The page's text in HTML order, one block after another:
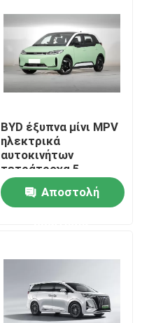
BYD έξυπνα μίνι MPV
ηλεκτρικά
αυτοκινήτων
τετράτροχα 5
καθίσματα
ενεργειακού
αριστερά Drive
Αποστολή